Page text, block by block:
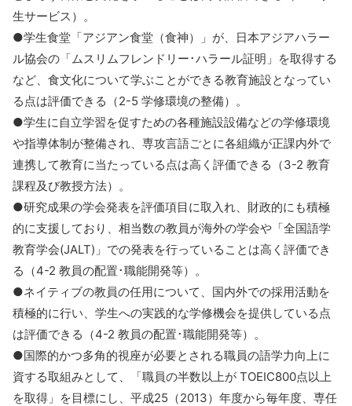
生サービス）。
●学生食堂「アジアン食堂（食神）」が、日本アジアハラー
ル協会の「ムスリムフレンドリー･ハラール証明」を取得する
など、食文化について学ぶことができる教育施設となってい
る点は評価できる（2-5 学修環境の整備）。
●学生に自立学習を促すための各種施設設備などの学修環境
や指導体制が整備され、専攻言語ごとに各組織が正課内外で
連携して教育に当たっている点は高く評価できる（3-2 教育
課程及び教授方法）。
●研究成果の学会発表を評価項目に取入れ、財政的にも積極
的に支援しており、相当数の教員が海外の学会や「全国語学
教育学会(JALT)」での発表を行っていることは高く評価でき
る（4-2 教員の配置･職能開発等）。
●ネイティブの教員の任用について、国内外での採用活動を
積極的に行い、学生への実践的な学修機会を提供している点
は評価できる（4-2 教員の配置･職能開発等）。
●国際的かつ多角的視座が必要とされる職員の語学力向上に
資する取組みとして、「職員の半数以上が TOEIC800点以上
を取得」を目標にし、平成25（2013）年度から毎年度、専任